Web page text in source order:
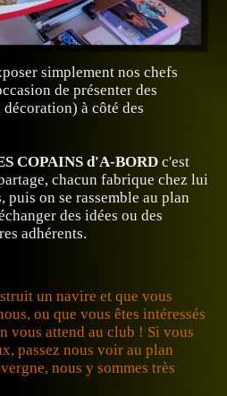
simplement nos chefs
de présenter des
à côté des
COPAINS d'A-BORD c'est
chacun fabrique chez lui
puis on se rassemble au plan
des idées ou des
adhérents.
un navire et que vous
ou que vous êtes intéressés
vous attend au club ! Si vous
passez nous voir au plan
nous y sommes très